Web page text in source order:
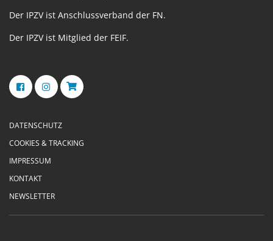
Der IPZV ist Anschlussverband der FN.
Der IPZV ist Mitglied der FEIF.
DATENSCHUTZ
COOKIES & TRACKING
IMPRESSUM
KONTAKT
NEWSLETTER